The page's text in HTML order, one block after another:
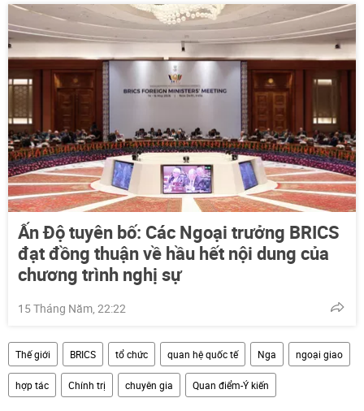
Ấn Độ tuyên bố: Các Ngoại trưởng BRICS
đạt đồng thuận về hầu hết nội dung của
chương trình nghị sự
15 Tháng Năm, 22:22
Thế giới BRICS tổ chức quan hệ quốc tế Nga ngoại giao
hợp tác Chính trị chuyên gia Quan điểm-Ý kiến